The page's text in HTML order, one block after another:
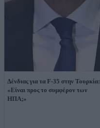
Δένδιας για τα F-35 στην Τουρκία:
«Είναι προς το συμφέρον των
ΗΠΑ;»